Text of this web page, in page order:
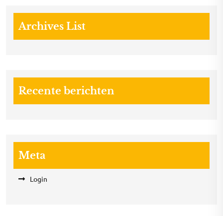
Archives List
Recente berichten
Meta
Login